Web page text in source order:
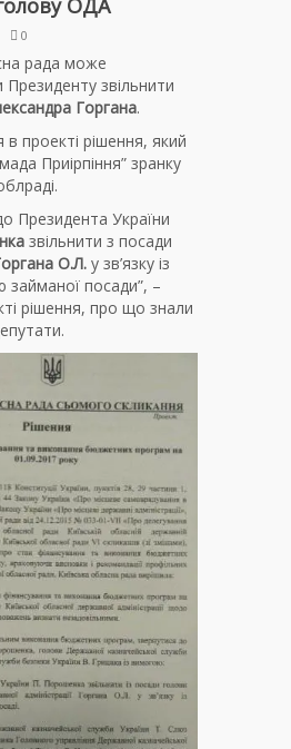
ОДА
0
рада може
звільнити
Горгана.
проекті рішення, який
Приірпіння” зранку
Президента України
звільнити з посади
О.Л. у зв’язку із
займаної посади”, –
рішення, про що знали